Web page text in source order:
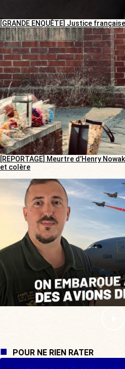
[GRANDE ENQUÊTE] Justice
[REPORTAGE] Meurtre d’Henry
et colère
POUR NE RIEN RATER